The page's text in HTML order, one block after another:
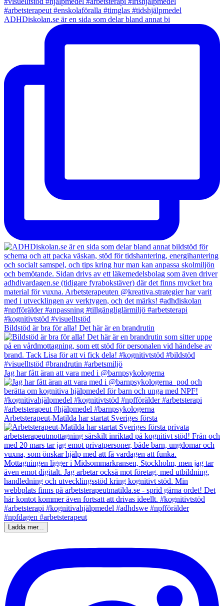
ADHDiskolan.se är en sida som delar bland annat bi
Bildstöd är bra för alla! Det här är en brandrutin
Jag har fått äran att vara med i @barnpsykologerna
Arbetsterapeut-Matilda har startat Sveriges första
Ladda mer...